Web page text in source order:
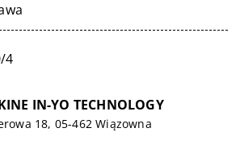
4
IN-YO TECHNOLOGY
18, 05-462 Wiązowna